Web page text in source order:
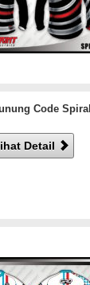
Code
Detail